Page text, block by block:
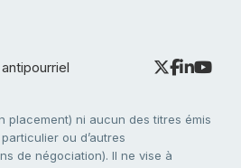
placement) ni aucun des titres émis
ou d’autres
de négociation). Il ne vise à